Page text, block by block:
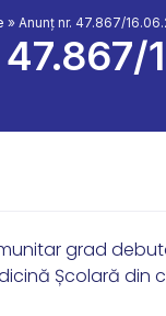
» Anunț nr. 47.867/
grad
Școlară din